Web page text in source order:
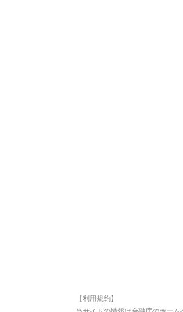
【利用規約】